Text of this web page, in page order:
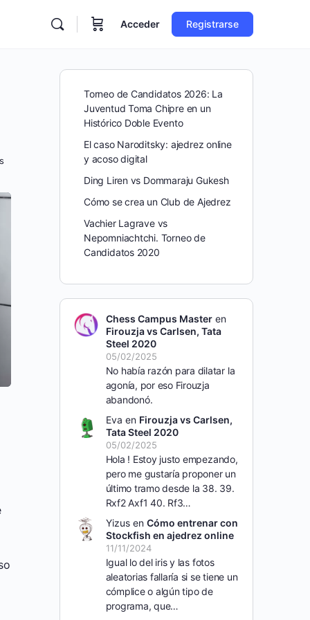
Acceder Registrarse
Torneo de Candidatos 2026: La
Juventud Toma Chipre en un
Histórico Doble Evento
El caso Naroditsky: ajedrez online
y acoso digital
Ding Liren vs Dommaraju Gukesh
Cómo se crea un Club de Ajedrez
Vachier Lagrave vs
Nepomniachtchi. Torneo de
Candidatos 2020
Chess Campus Masteren
Firouzja vs Carlsen, Tata
Steel 2020
05/02/2025
No había razón para dilatar la
agonía, por eso Firouzja
abandonó.
Eva en Firouzja vs Carlsen,
Tata Steel 2020
05/02/2025
Hola ! Estoy justo empezando,
pero me gustaría proponer un
último tramo desde la 38. 39.
Rxf2 Axf1 40. Rf3…
Yizusen Cómo entrenar con
Stockfish en ajedrez online
11/11/2024
Igual lo del iris y las fotos
aleatorias fallaría si se tiene un
cómplice o algún tipo de
programa, que…